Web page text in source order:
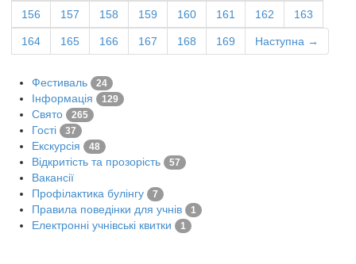
156 157 158 159 160 161 162 163
164 165 166 167 168 169 Наступна →
Фестиваль 24
Інформація 129
Свято 265
Гості 37
Екскурсія 48
Відкритість та прозорість 57
Вакансії
Профілактика булінгу
7
Правила поведінки для учнів 1
Електронні учнівські квитки 1